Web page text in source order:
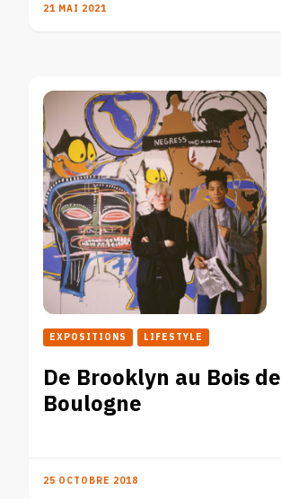
21 MAI 2021
EXPOSITIONS LIFESTYLE
De Brooklyn au Bois de
Boulogne
25 OCTOBRE 2018